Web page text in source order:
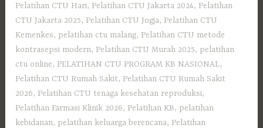
Pelatihan CTU Hari, Pelatihan CTU Jakarta 2024, Pelatihan
CTU Jakarta 2025, Pelatihan CTU Jogja, Pelatihan CTU
Kemenkes, pelatihan ctu malang, Pelatihan CTU metode
kontrasepsi modern, Pelatihan CTU Murah 2025, pelatihan
ctu online, PELATIHAN CTU PROGRAM KB NASIONAL,
Pelatihan CTU Rumah Sakit, Pelatihan CTU Rumah Sakit
2026, Pelatihan CTU tenaga kesehatan reproduksi,
Pelatihan Farmasi Klinik 2026, Pelatihan KB, pelatihan
kebidanan, pelatihan keluarga berencana, Pelatihan